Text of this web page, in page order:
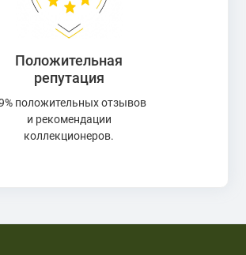
Положительная
репутация
положительных отзывов
и рекомендации
коллекционеров.